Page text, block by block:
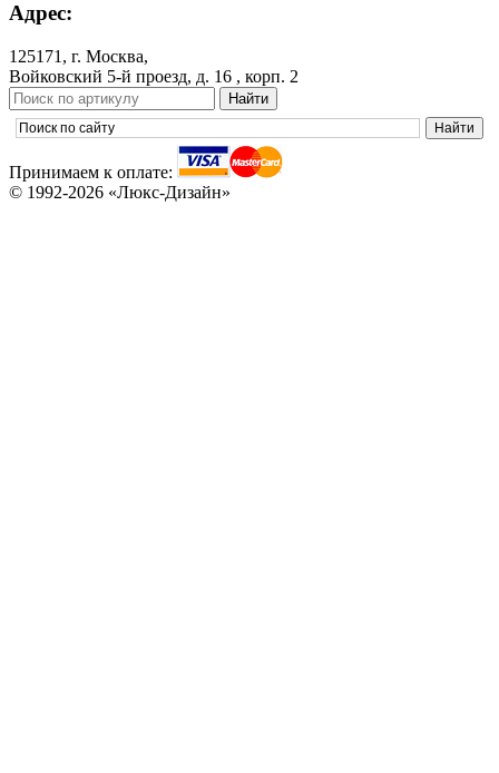
Адрес:
125171, г. Москва,
Войковский 5-й проезд, д. 16 , корп. 2
Принимаем к оплате:
© 1992-2026 «Люкс-Дизайн»